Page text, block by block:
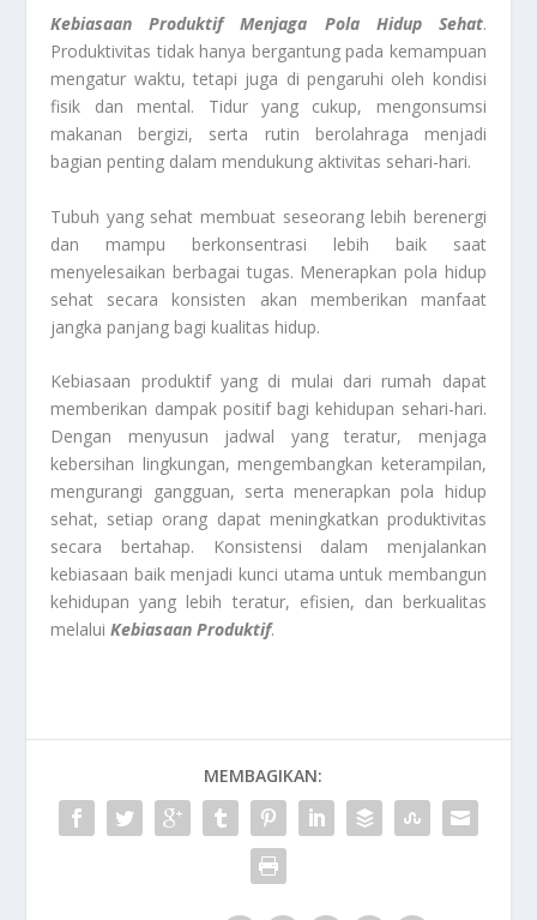
Kebiasaan Produktif Menjaga Pola Hidup Sehat.
Produktivitas tidak hanya bergantung pada kemampuan
mengatur waktu, tetapi juga di pengaruhi oleh kondisi
fisik dan mental. Tidur yang cukup, mengonsumsi
makanan bergizi, serta rutin berolahraga menjadi
bagian penting dalam mendukung aktivitas sehari-hari.
Tubuh yang sehat membuat seseorang lebih berenergi
dan mampu berkonsentrasi lebih baik saat
menyelesaikan berbagai tugas. Menerapkan pola hidup
sehat secara konsisten akan memberikan manfaat
jangka panjang bagi kualitas hidup.
Kebiasaan produktif yang di mulai dari rumah dapat
memberikan dampak positif bagi kehidupan sehari-hari.
Dengan menyusun jadwal yang teratur, menjaga
kebersihan lingkungan, mengembangkan keterampilan,
mengurangi gangguan, serta menerapkan pola hidup
sehat, setiap orang dapat meningkatkan produktivitas
secara bertahap. Konsistensi dalam menjalankan
kebiasaan baik menjadi kunci utama untuk membangun
kehidupan yang lebih teratur, efisien, dan berkualitas
melaluiKebiasaan Produktif.
MEMBAGIKAN: